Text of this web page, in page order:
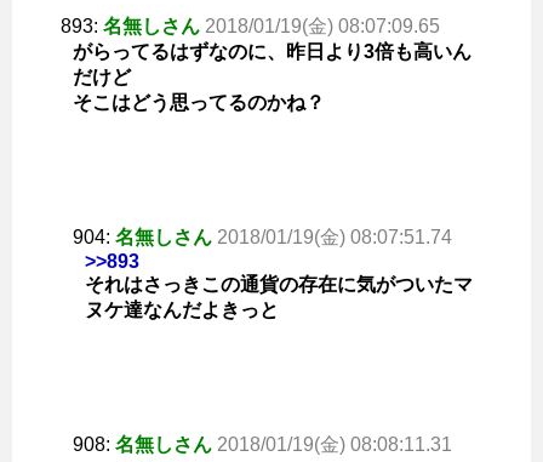
893: 名無しさん 2018/01/19(金) 08:07:09.65
がらってるはずなのに、昨日より3倍も高いん
だけど
そこはどう思ってるのかね？
904: 名無しさん 2018/01/19(金) 08:07:51.74
>>893
それはさっきこの通貨の存在に気がついたマ
ヌケ達なんだよきっと
908: 名無しさん 2018/01/19(金) 08:08:11.31